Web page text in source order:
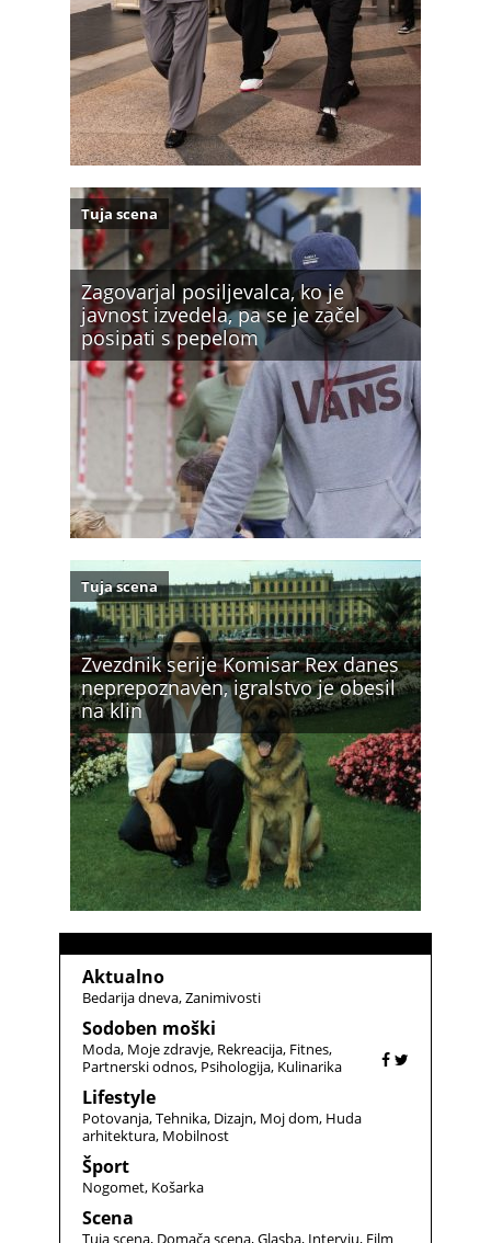
Zagovarjal posiljevalca, ko je
javnost izvedela, pa se je začel
posipati s pepelom
Tuja scena
Zvezdnik serije Komisar Rex danes
neprepoznaven, igralstvo je obesil
na klin
Tuja scena
Aktualno
Bedarija dneva Zanimivosti
Sodoben moški
Moda Moje zdravje Rekreacija Fitnes
Partnerski odnos Psihologija Kulinarika
Lifestyle
Potovanja Tehnika Dizajn Moj dom Huda
arhitektura Mobilnost
Šport
Nogomet Košarka
Scena
Tuja scena Domača scena Glasba Intervju Film